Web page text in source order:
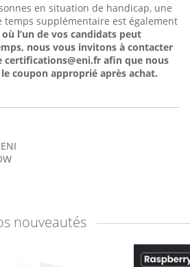
en situation de handicap, une
temps supplémentaire est également
où l’un de vos candidats peut
nous vous invitons à contacter
certifications@eni.fr afin que nous
coupon approprié après achat.
nouveautés